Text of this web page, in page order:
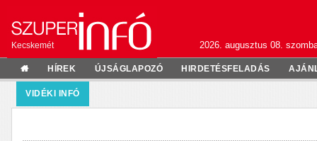
Kecskemét 2026. augusztus 08.
HÍREK ÚJSÁGLAPOZÓ HIRDETÉSFELADÁS
VIDÉKI INFÓ